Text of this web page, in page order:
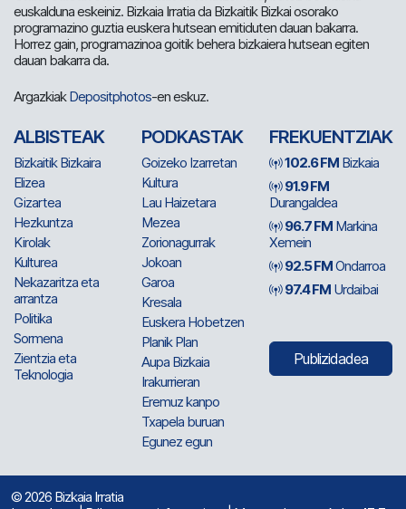
euskalduna eskeiniz. Bizkaia Irratia da Bizkaitik Bizkai osorako
programazino guztia euskera hutsean emitiduten dauan bakarra.
Horrez gain, programazinoa goitik behera bizkaiera hutsean egiten
dauan bakarra da.
ArgazkiakDepositphotos-en eskuz.
ALBISTEAK
Bizkaitik Bizkaira
Elizea
Gizartea
Hezkuntza
Kirolak
Kulturea
Nekazaritza eta
arrantza
Politika
Sormena
Zientzia eta
Teknologia
PODKASTAK
Goizeko Izarretan
Kultura
Lau Haizetara
Mezea
Zorionagurrak
Jokoan
Garoa
Kresala
Euskera Hobetzen
Planik Plan
Aupa Bizkaia
Irakurrieran
Eremuz kanpo
Txapela buruan
Egunez egun
FREKUENTZIAK
102.6 FM Bizkaia
91.9 FM
Durangaldea
96.7 FM Markina
Xemein
92.5 FMOndarroa
97.4 FM Urdaibai
Publizidadea
© 2026 Bizkaia Irratia